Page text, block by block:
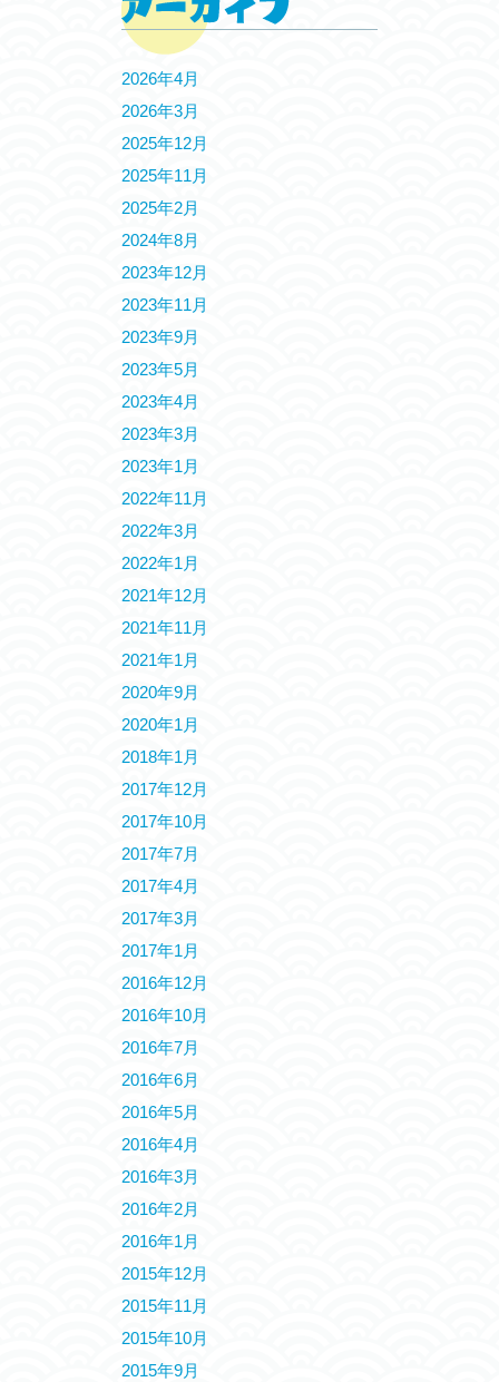
2026年4月
2026年3月
2025年12月
2025年11月
2025年2月
2024年8月
2023年12月
2023年11月
2023年9月
2023年5月
2023年4月
2023年3月
2023年1月
2022年11月
2022年3月
2022年1月
2021年12月
2021年11月
2021年1月
2020年9月
2020年1月
2018年1月
2017年12月
2017年10月
2017年7月
2017年4月
2017年3月
2017年1月
2016年12月
2016年10月
2016年7月
2016年6月
2016年5月
2016年4月
2016年3月
2016年2月
2016年1月
2015年12月
2015年11月
2015年10月
2015年9月